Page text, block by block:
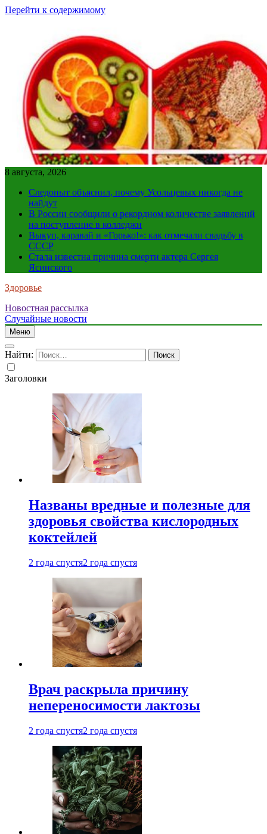
Перейти к содержимому
8 августа, 2026
Следопыт объяснил, почему Усольцевых никогда не
найдут
В России сообщили о рекордном количестве заявлений
на поступление в колледжи
Выкуп, каравай и «Горько!»: как отмечали свадьбу в
СССР
Стала известна причина смерти актера Сергея
Ясинского
Здоровье
Новостная рассылка
Случайные новости
Меню
Найти:
Заголовки
Названы вредные и полезные для
здоровья свойства кислородных
коктейлей
2 года спустя2 года спустя
Врач раскрыла причину
непереносимости лактозы
2 года спустя2 года спустя